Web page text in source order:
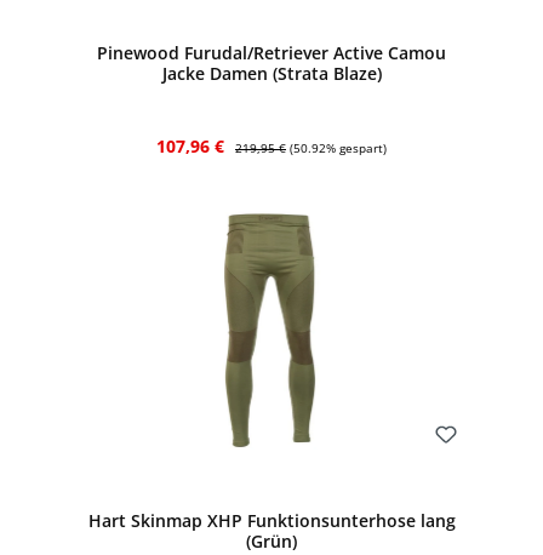
Pinewood Furudal/Retriever Active Camou
Jacke Damen (Strata Blaze)
Verkaufspreis:
107,96 € Regulärer Preis:
219,95 € (50.92% gespart)
Hart Skinmap XHP Funktionsunterhose lang
(Grün)